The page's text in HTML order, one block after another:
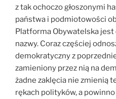
z tak ochoczo głoszonymi
państwa i podmiotowości
Platforma Obywatelska
nazwy. Coraz częściej
demokratyczny z
zamieniony przez nią na
żadne zaklęcia nie zmienią
rękach polityków, a